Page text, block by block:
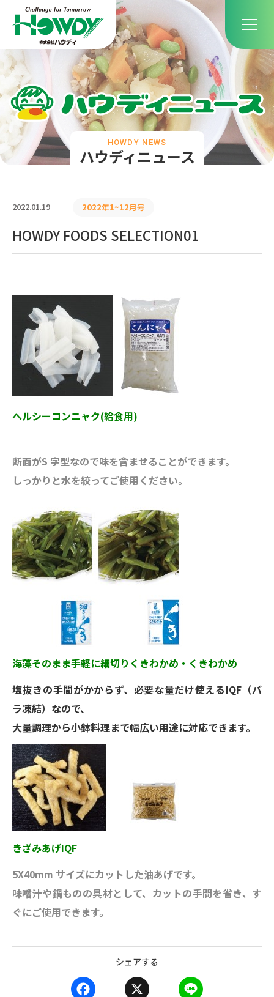
ハウディニュース
HOWDY NEWS
2022.01.19 2022年1~12月号
HOWDY FOODS SELECTION01
ヘルシーコンニャク(給食用)
断面がS 字型なので味を含ませることができます。
しっかりと水を絞ってご使用ください。
海藻そのまま手軽に細切りくきわかめ・くきわかめ
塩抜きの手間がかからず、必要な量だけ使えるIQF（バ
ラ凍結）なので、
大量調理から小鉢料理まで幅広い用途に対応できます。
きざみあげIQF
5X40mm サイズにカットした油あげです。
味噌汁や鍋ものの具材として、カットの手間を省き、す
ぐにご使用できます。
シェアする